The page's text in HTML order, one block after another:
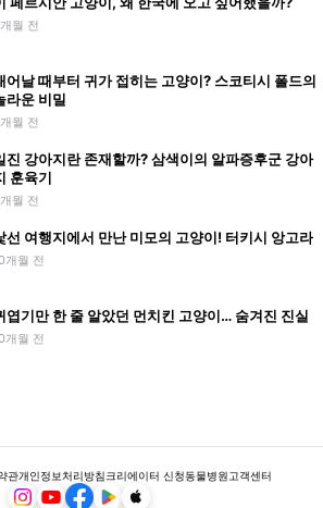
월 전
어날 때부터 귀가 접히는 고양이? 스코티시 폴드의
라운 비밀
월 전
진 강아지란 존재할까? 삼색이의 알파증후군 강아
훈육기
월 전
선 여행지에서 만난 미모의 고양이! 터키시 앙고라
개월 전
엽기만 한 줄 알았던 먼치킨 고양이… 숨겨진 진실
개월 전
관개인정보처리방침크리에이터 신청동물병원고객센터